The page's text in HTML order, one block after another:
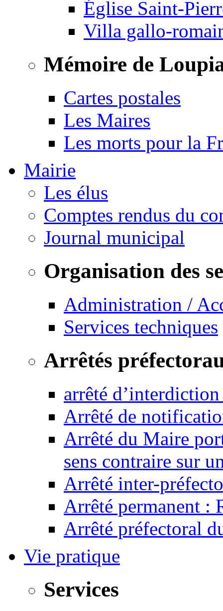
Église Saint-
Villa gallo-
Mémoire de
Cartes postales
Les Maires
Les morts pour la
Mairie
Les élus
Comptes rendus du
Journal municipal
Organisation des
Administration /
Services techniques
Arrêtés
arrêté
Arrêté de
Arrêté du Maire
sens contraire sur
Arrêté inter-
Arrêté permanent :
Arrêté préfectoral
Vie pratique
Services